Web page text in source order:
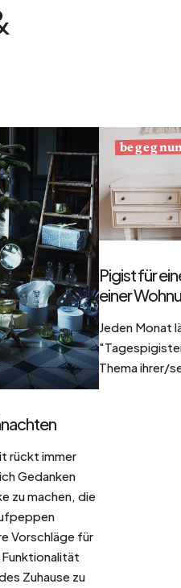
rückt immer
Gedanken
zu machen, die
Vorschläge für
Zuhause zu
Pigist für
einer
Jeden Monat
Thema ihrer/